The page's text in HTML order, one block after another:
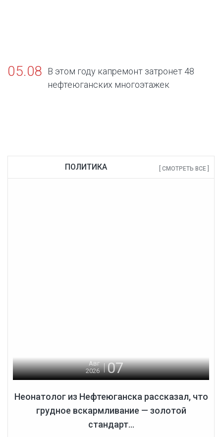
05.08
В этом году капремонт затронет 48
нефтеюганских многоэтажек
ПОЛИТИКА [ СМОТРЕТЬ ВСЕ ]
Авг
2026
07
Неонатолог из Нефтеюганска рассказал, что
грудное вскармливание — золотой
стандарт...